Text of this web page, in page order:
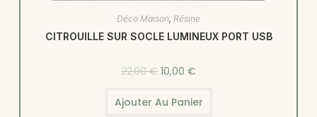
Déco Maison, Résine
CITROUILLE SUR SOCLE LUMINEUX PORT USB
22,00€ 10,00 €
Ajouter Au Panier